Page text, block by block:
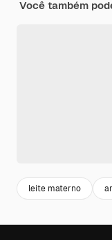
Você também
leite materno